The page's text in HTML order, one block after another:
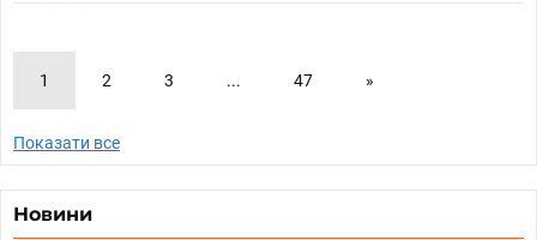
1 2 3 ... 47 »
Показати все
Новини